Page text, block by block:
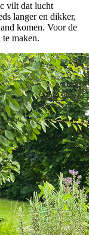
vilt dat lucht
langer en dikker,
komen. Voor de
maken.